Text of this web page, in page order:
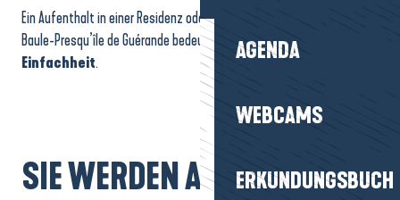
AGENDA
WEBCAMS
ERKUNDUNGSBUCH
Ein Aufenthalt in einer Residenz oder einem Feriendorf am Reiseziel La
Baule-Presqu’île de Guérande bedeutet
Komfort,Freiheit
Einfachheit.
SIE WERDEN AUCH MÖGEN...